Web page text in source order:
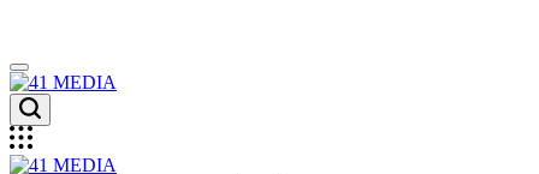
Skip
to
content
41
MEDIA